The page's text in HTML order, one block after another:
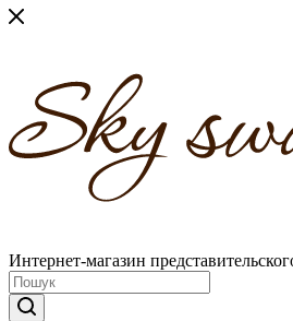
Интернет-магазин